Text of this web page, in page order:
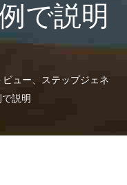
で説明
ュー、ステップジェネ
説明